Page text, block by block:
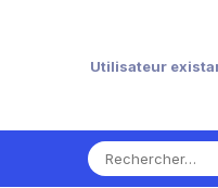
Utilisateur